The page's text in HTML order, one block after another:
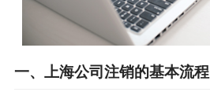
一、上海公司注销的基本流程